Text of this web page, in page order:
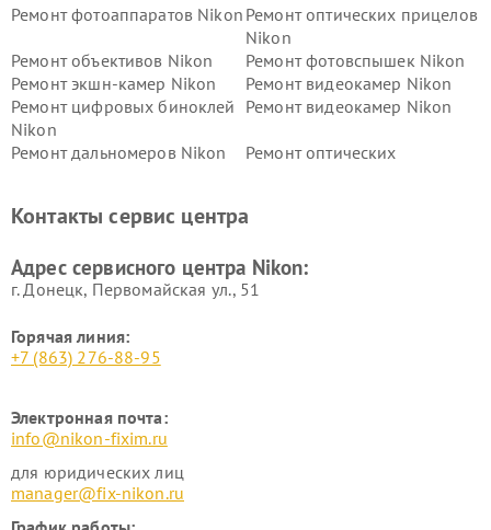
Ремонт фотоаппаратов Nikon Ремонт оптических прицелов
Nikon
Ремонт объективов Nikon
Ремонт фотовспышек Nikon
Ремонт экшн-камер Nikon
Ремонт видеокамер Nikon
Ремонт цифровых биноклей
Nikon
Ремонт видеокамер Nikon
Ремонт дальномеров Nikon
Ремонт оптических
Контакты сервис центра
Адрес сервисного центра Nikon:
г. Донецк, Первомайская ул., 51
Горячая линия:
+7 (863) 276-88-95
Электронная почта:
info@nikon-fixim.ru
для юридических лиц
manager@fix-nikon.ru